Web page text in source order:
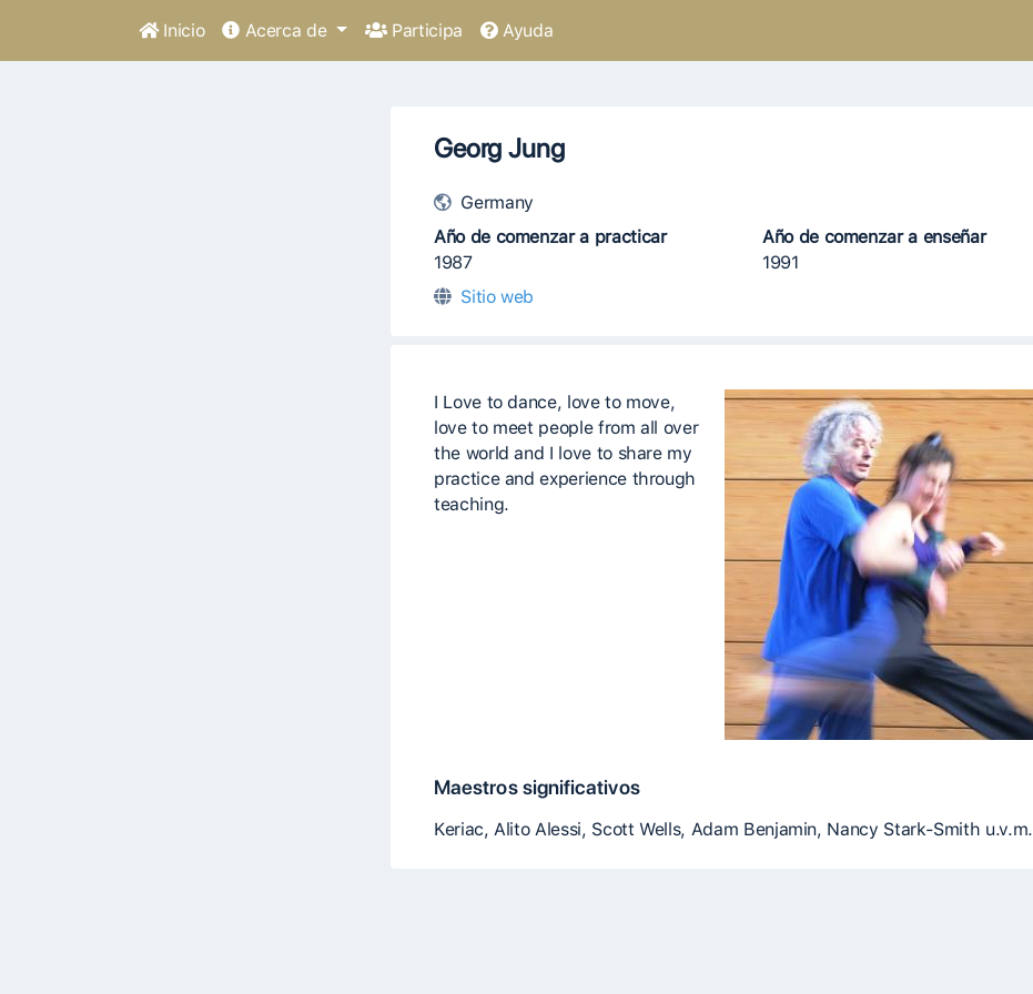
Inicio Acerca de Participa Ayuda
Georg Jung
Germany
Año de comenzar a practicar
1987
Año de comenzar a enseñar
1991
Sitio web
I Love to dance, love to move,
love to meet people from all over
the world and I love to share my
practice and experience through
teaching.
Maestros significativos
Keriac, Alito Alessi, Scott Wells, Adam Benjamin, Nancy Stark-Smith u.v.m.